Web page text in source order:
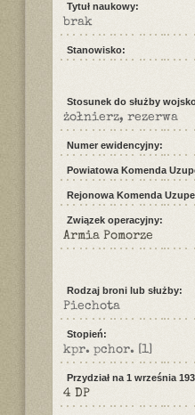
Tytuł naukowy:
brak
Stanowisko:
Stosunek do służby
żołnierz, rezerwa
Numer ewidencyjny:
Powiatowa Komenda
Rejonowa Komenda
Związek operacyjny:
Armia Pomorze
Rodzaj broni lub służby:
Piechota
Stopień:
kpr. pchor. [1]
Przydział na 1 września
4 DP